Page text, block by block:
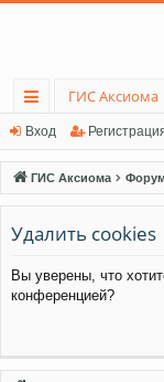
с
ы
лк
и
ГИС Аксиома
Вход
ГИС Аксиома
Удалить cookies
Вы уверены, что
конференцией?